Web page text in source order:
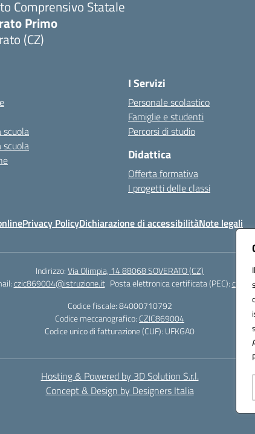
Comprensivo Statale
Primo
(CZ)
scuola
scuola
I Servizi
Personale scolastico
Famiglie e studenti
Percorsi di studio
Didattica
Offerta formativa
I progetti delle classi
Privacy PolicyDichiarazione di accessibilitàNote legali
Indirizzo:Via Olimpia, 14 88068 SOVERATO (CZ)
czic869004@istruzione.it Posta elettronica certificata (PEC):
Codice fiscale: 84000710792
Codice meccanografico: CZIC869004
Codice unico di fatturazione (CUF): UFKGA0
Hosting & Powered by 3D Solution S.r.l.
Concept & Design by Designers Italia